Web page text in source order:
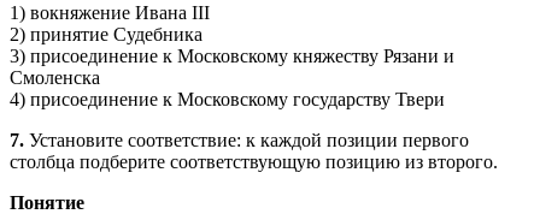
1) вокняжение Ивана III
2) принятие Судебника
3) присоединение к Московскому княжеству Рязани и
Смоленска
4) присоединение к Московскому государству Твери
7. Установите соответствие: к каждой позиции первого
столбца подберите соответствующую позицию из второго.
Понятие